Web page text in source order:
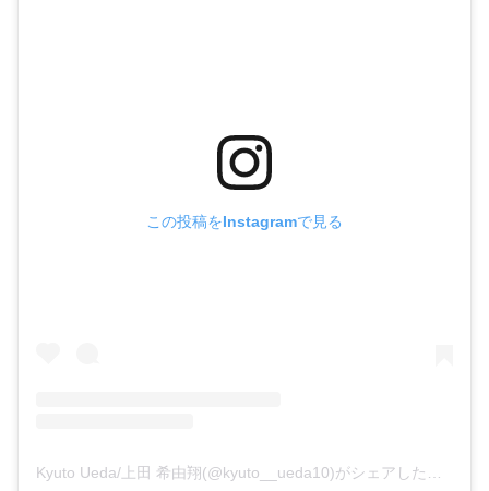
この投稿をInstagramで見る
Kyuto Ueda/上田 希由翔(@kyuto__ueda10)がシェアした投稿